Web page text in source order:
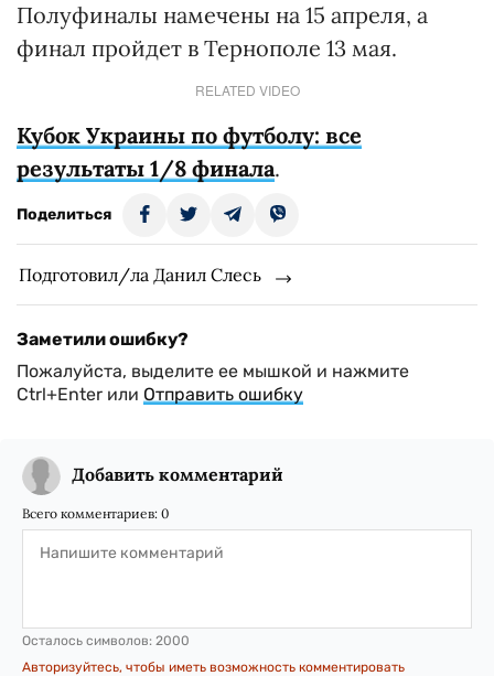
Полуфиналы намечены на 15 апреля, а
финал пройдет в Тернополе 13 мая.
RELATED VIDEO
Кубок Украины по футболу: все
результаты 1/8 финала.
Поделиться
Подготовил/ла Данил Слесь
Заметили ошибку?
Пожалуйста, выделите ее мышкой и нажмите
Ctrl+Enter или Отправить ошибку
Добавить комментарий
Всего комментариев: 0
Осталось символов: 2000
Авторизуйтесь, чтобы иметь возможность комментировать